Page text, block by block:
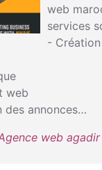
web
services
-
web
des annonces…
web agadir